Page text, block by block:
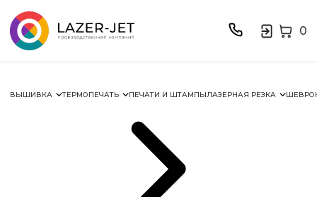
0
ВЫШИВКА ТЕРМОПЕЧАТЬ ПЕЧАТИ И ШТАМПЫЛАЗЕРНАЯ РЕЗКА